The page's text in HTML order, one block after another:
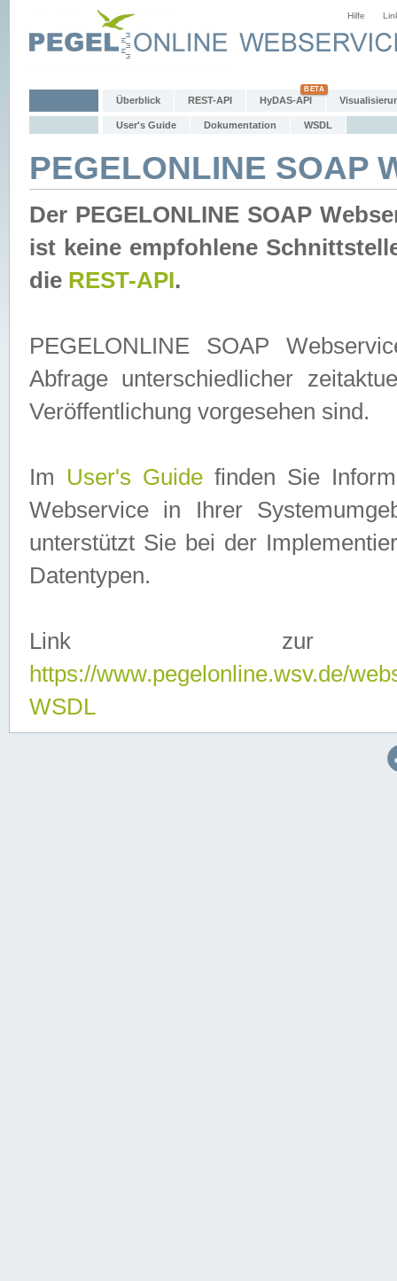
Hilfe
Überblick REST-API HyDAS-API
User's Guide Dokumentation WSDL
PEGELONLINE SOAP
Der PEGELONLINE SOAP
ist keine empfohlene
die REST-API.
PEGELONLINE SOAP
Abfrage unterschiedlicher
Veröffentlichung vorgesehen sind.
Im User's Guidefinden Sie
Webservice in Ihrer
unterstützt Sie bei der
Datentypen.
Link zur
https://www.pegelonline.wsv.de/
WSDL